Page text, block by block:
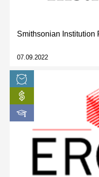
Smithsonian Institution
07.09.2022